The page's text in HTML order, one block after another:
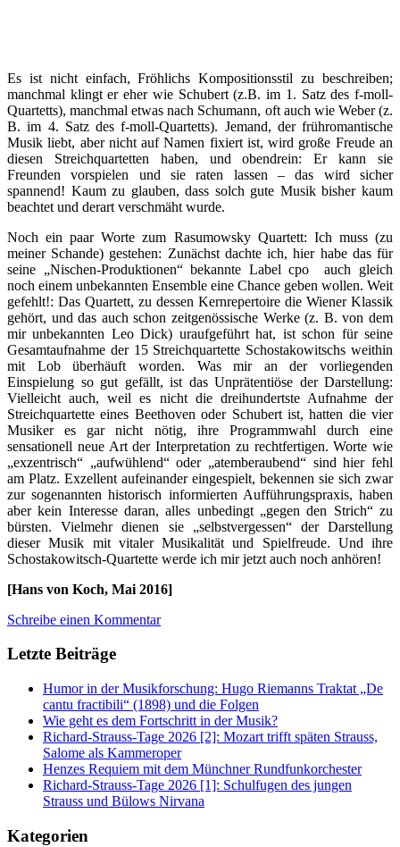
Es ist nicht einfach, Fröhlichs Kompositionsstil zu beschreiben;
manchmal klingt er eher wie Schubert (z.B. im 1. Satz des f-moll-
Quartetts), manchmal etwas nach Schumann, oft auch wie Weber (z.
B. im 4. Satz des f-moll-Quartetts). Jemand, der frühromantische
Musik liebt, aber nicht auf Namen fixiert ist, wird große Freude an
diesen Streichquartetten haben, und obendrein: Er kann sie
Freunden vorspielen und sie raten lassen – das wird sicher
spannend! Kaum zu glauben, dass solch gute Musik bisher kaum
beachtet und derart verschmäht wurde.
Noch ein paar Worte zum Rasumowsky Quartett: Ich muss (zu
meiner Schande) gestehen: Zunächst dachte ich, hier habe das für
seine „Nischen-Produktionen“ bekannte Label cpo auch gleich
noch einem unbekannten Ensemble eine Chance geben wollen. Weit
gefehlt!: Das Quartett, zu dessen Kernrepertoire die Wiener Klassik
gehört, und das auch schon zeitgenössische Werke (z. B. von dem
mir unbekannten Leo Dick) uraufgeführt hat, ist schon für seine
Gesamtaufnahme der 15 Streichquartette Schostakowitschs weithin
mit Lob überhäuft worden. Was mir an der vorliegenden
Einspielung so gut gefällt, ist das Unprätentiöse der Darstellung:
Vielleicht auch, weil es nicht die dreihundertste Aufnahme der
Streichquartette eines Beethoven oder Schubert ist, hatten die vier
Musiker es gar nicht nötig, ihre Programmwahl durch eine
sensationell neue Art der Interpretation zu rechtfertigen. Worte wie
„exzentrisch“ „aufwühlend“ oder „atemberaubend“ sind hier fehl
am Platz. Exzellent aufeinander eingespielt, bekennen sie sich zwar
zur sogenannten historisch informierten Aufführungspraxis, haben
aber kein Interesse daran, alles unbedingt „gegen den Strich“ zu
bürsten. Vielmehr dienen sie „selbstvergessen“ der Darstellung
dieser Musik mit vitaler Musikalität und Spielfreude. Und ihre
Schostakowitsch-Quartette werde ich mir jetzt auch noch anhören!
[Hans von Koch, Mai 2016]
Schreibe einen Kommentar
Letzte Beiträge
Humor in der Musikforschung: Hugo Riemanns Traktat „De
cantu fractibili“ (1898) und die Folgen
Wie geht es dem Fortschritt in der Musik?
Richard-Strauss-Tage 2026 [2]: Mozart trifft späten Strauss,
Salome als Kammeroper
Henzes Requiem mit dem Münchner Rundfunkorchester
Richard-Strauss-Tage 2026 [1]: Schulfugen des jungen
Strauss und Bülows Nirvana
Kategorien